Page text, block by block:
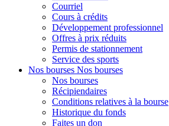
Courriel
Cours à crédits
Développement professionnel
Offres à prix réduits
Permis de stationnement
Service des sports
Nos bourses Nos bourses
Nos bourses
Récipiendaires
Conditions relatives à la bourse
Historique du fonds
Faites un don